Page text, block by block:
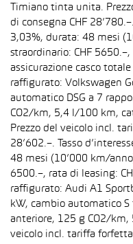
Timiano tinta unita.
di consegna CHF
3,03%, durata: 48 mesi
straordinario: CHF
assicurazione casco
raffigurato: Volkswagen
automatico DSG a 7
CO2/km, 5,4 l/100 km,
Prezzo del veicolo incl.
28’602.–. Tasso
48 mesi (10’000 km/
6500.–, rata di leasing:
raffigurato: Audi A1
kW, cambio automatico
anteriore, 125 g CO2/km,
veicolo incl. tariffa